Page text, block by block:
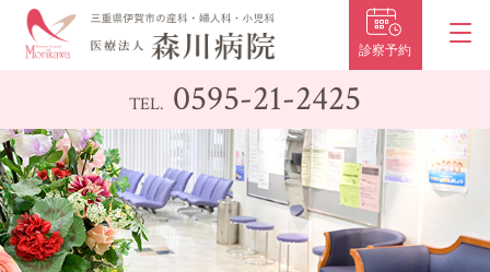
診察予約
TEL. 0595-21-2425